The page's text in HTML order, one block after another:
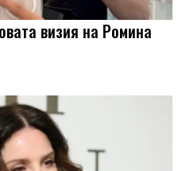
визия на Ромина